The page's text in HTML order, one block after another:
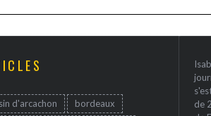
d'arcachon
bordeaux
de